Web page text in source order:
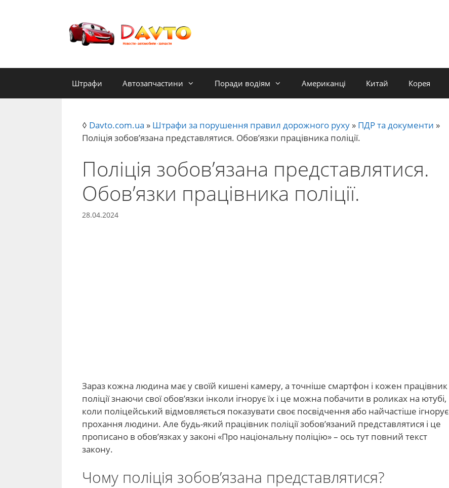
Штрафи Автозапчастини Поради водіям Американці Китай Корея
◊ Davto.com.ua » Штрафи за порушення правил дорожного руху » ПДР та документи »
Поліція зобов’язана представлятися. Обов’язки працівника поліції.
Поліція зобов’язана представлятися.
Обов’язки працівника поліції.
28.04.2024
Зараз кожна людина має у своїй кишені камеру, а точніше смартфон і кожен працівник
поліції знаючи свої обов’язки інколи ігнорує їх і це можна побачити в роликах на ютубі,
коли поліцейський відмовляється показувати своє посвідчення або найчастіше ігнорує
прохання людини. Але будь-який працівник поліції зобов’язаний представлятися і це
прописано в обов’язках у законі «Про національну поліцію» – ось тут повний текст
закону.
Чому поліція зобов’язана представлятися?